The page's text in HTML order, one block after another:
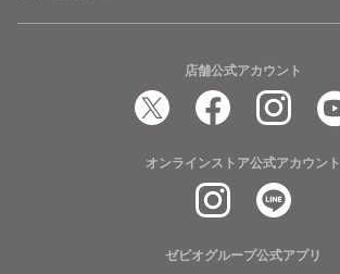
店舗公式アカウント
オンラインストア公式アカウント
ゼビオグループ公式アプリ